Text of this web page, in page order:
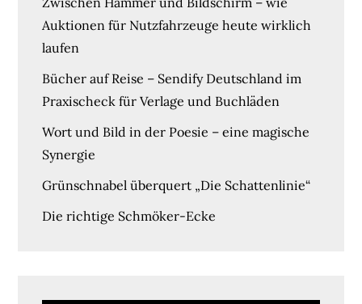
Auktionen für Nutzfahrzeuge heute wirklich
laufen
Bücher auf Reise – Sendify Deutschland im
Praxischeck für Verlage und Buchläden
Wort und Bild in der Poesie – eine magische
Synergie
Grünschnabel überquert „Die Schattenlinie“
Die richtige Schmöker-Ecke